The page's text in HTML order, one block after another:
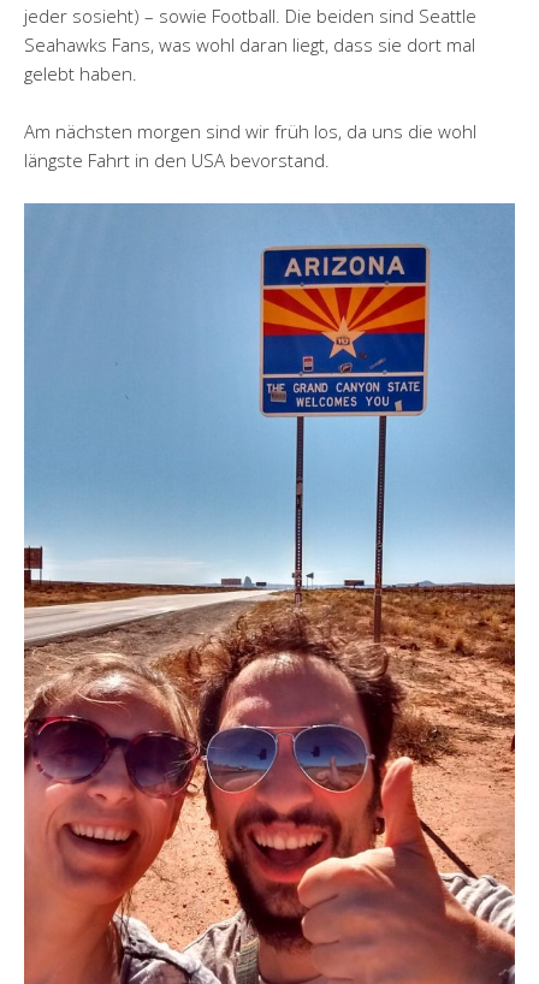
jeder sosieht) – sowie Football. Die beiden sind Seattle
Seahawks Fans, was wohl daran liegt, dass sie dort mal
gelebt haben.
Am nächsten morgen sind wir früh los, da uns die wohl
längste Fahrt in den USA bevorstand.